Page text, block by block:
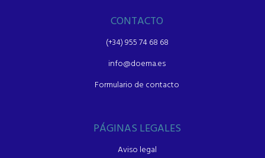
CONTACTO
(+34) 955 74 68 68
info@doema.es
Formulario de contacto
PÁGINAS LEGALES
Aviso legal